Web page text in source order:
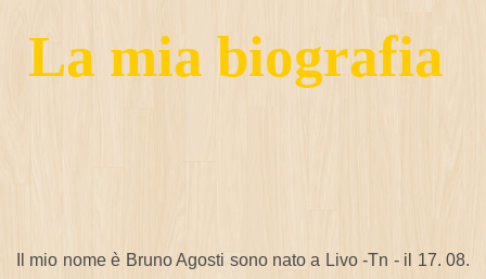
La mia biografia
Il mio nome è Bruno Agosti sono nato a Livo -Tn - il 17. 08.